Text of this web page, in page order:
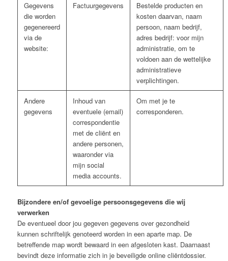
Gegevens
die worden
gegenereerd
via de
website:
Factuurgegevens
Bestelde producten en
kosten daarvan, naam
persoon, naam bedrijf,
adres bedrijf: voor mijn
administratie, om te
voldoen aan de wettelijke
administratieve
verplichtingen.
Andere
gegevens
Inhoud van
eventuele (email)
correspondentie
met de cliënt en
andere personen,
waaronder via
mijn social
media accounts.
Om met je te
corresponderen.
Bijzondere en/of gevoelige persoonsgegevens die wij
verwerken
De eventueel door jou gegeven gegevens over gezondheid
kunnen schriftelijk genoteerd worden in een aparte map. De
betreffende map wordt bewaard in een afgesloten kast. Daarnaast
bevindt deze informatie zich in je beveiligde online cliëntdossier.